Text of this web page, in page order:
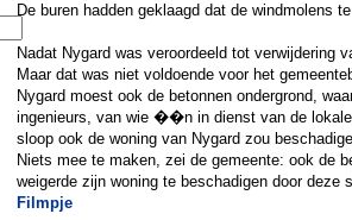
De buren hadden geklaagd dat de windmolens
Nadat Nygard was veroordeeld tot verwijdering
Maar dat was niet voldoende voor het
Nygard moest ook de betonnen ondergrond,
ingenieurs, van wie ��n in dienst van de
sloop ook de woning van Nygard zou
Niets mee te maken, zei de gemeente: ook de
weigerde zijn woning te beschadigen door deze
Filmpje